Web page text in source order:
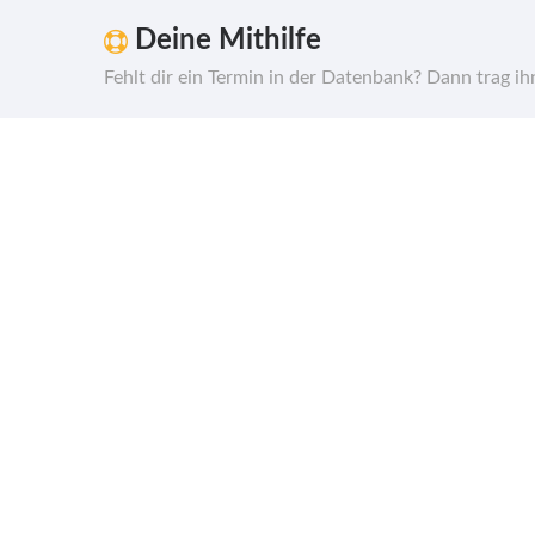
Deine Mithilfe
Fehlt dir ein Termin in der Datenbank? Dann trag